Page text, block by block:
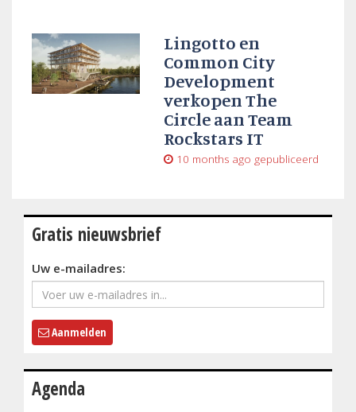
Lingotto en
Common City
Development
verkopen The
Circle aan Team
Rockstars IT
10 months ago gepubliceerd
Gratis nieuwsbrief
Uw e-mailadres:
Aanmelden
Agenda